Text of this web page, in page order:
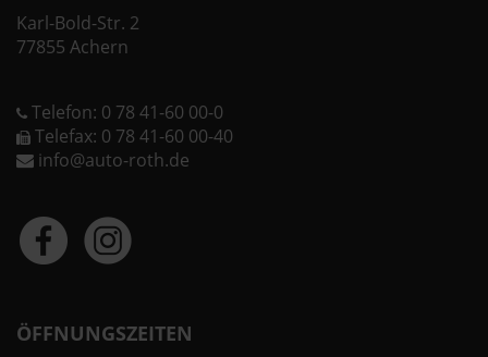
Karl-Bold-Str. 2
77855 Achern
Telefon: 0 78 41-60 00-0
Telefax: 0 78 41-60 00-40
info@auto-roth.de
ÖFFNUNGSZEITEN